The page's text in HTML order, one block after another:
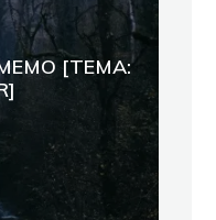
[TEMA: